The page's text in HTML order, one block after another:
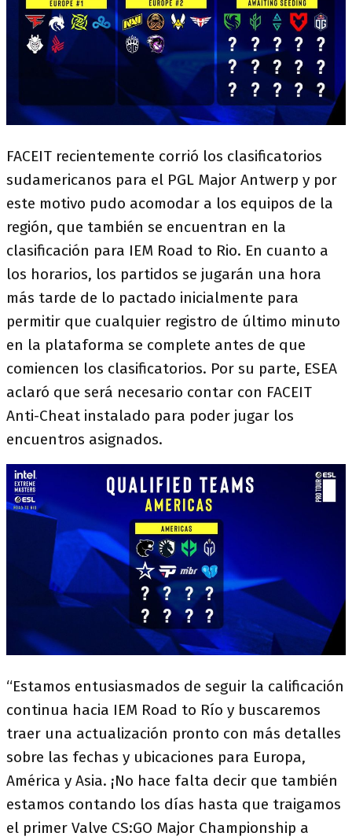
FACEIT recientemente corrió los clasificatorios
sudamericanos para el PGL Major Antwerp y por
este motivo pudo acomodar a los equipos de la
región, que también se encuentran en la
clasificación para IEM Road to Rio. En cuanto a
los horarios, los partidos se jugarán una hora
más tarde de lo pactado inicialmente para
permitir que cualquier registro de último minuto
en la plataforma se complete antes de que
comiencen los clasificatorios. Por su parte, ESEA
aclaró que será necesario contar con FACEIT
Anti-Cheat instalado para poder jugar los
encuentros asignados.
“Estamos entusiasmados de seguir la calificación
continua hacia IEM Road to Río y buscaremos
traer una actualización pronto con más detalles
sobre las fechas y ubicaciones para Europa,
América y Asia. ¡No hace falta decir que también
estamos contando los días hasta que traigamos
el primer Valve CS:GO Major Championship a